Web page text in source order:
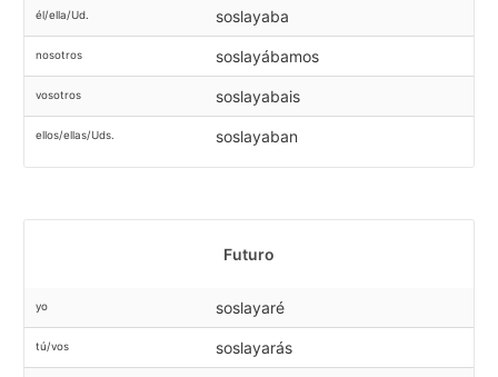
él/ella/Ud. soslayaba
nosotros soslayábamos
vosotros soslayabais
ellos/ellas/Uds. soslayaban
Futuro
yo soslayaré
tú/vos soslayarás